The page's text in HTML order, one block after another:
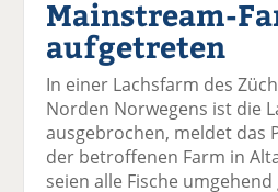
Mainstream-
aufgetreten
In einer Lachsfarm des
Norden Norwegens ist die
ausgebrochen, meldet das
der betroffenen Farm in
seien alle Fische